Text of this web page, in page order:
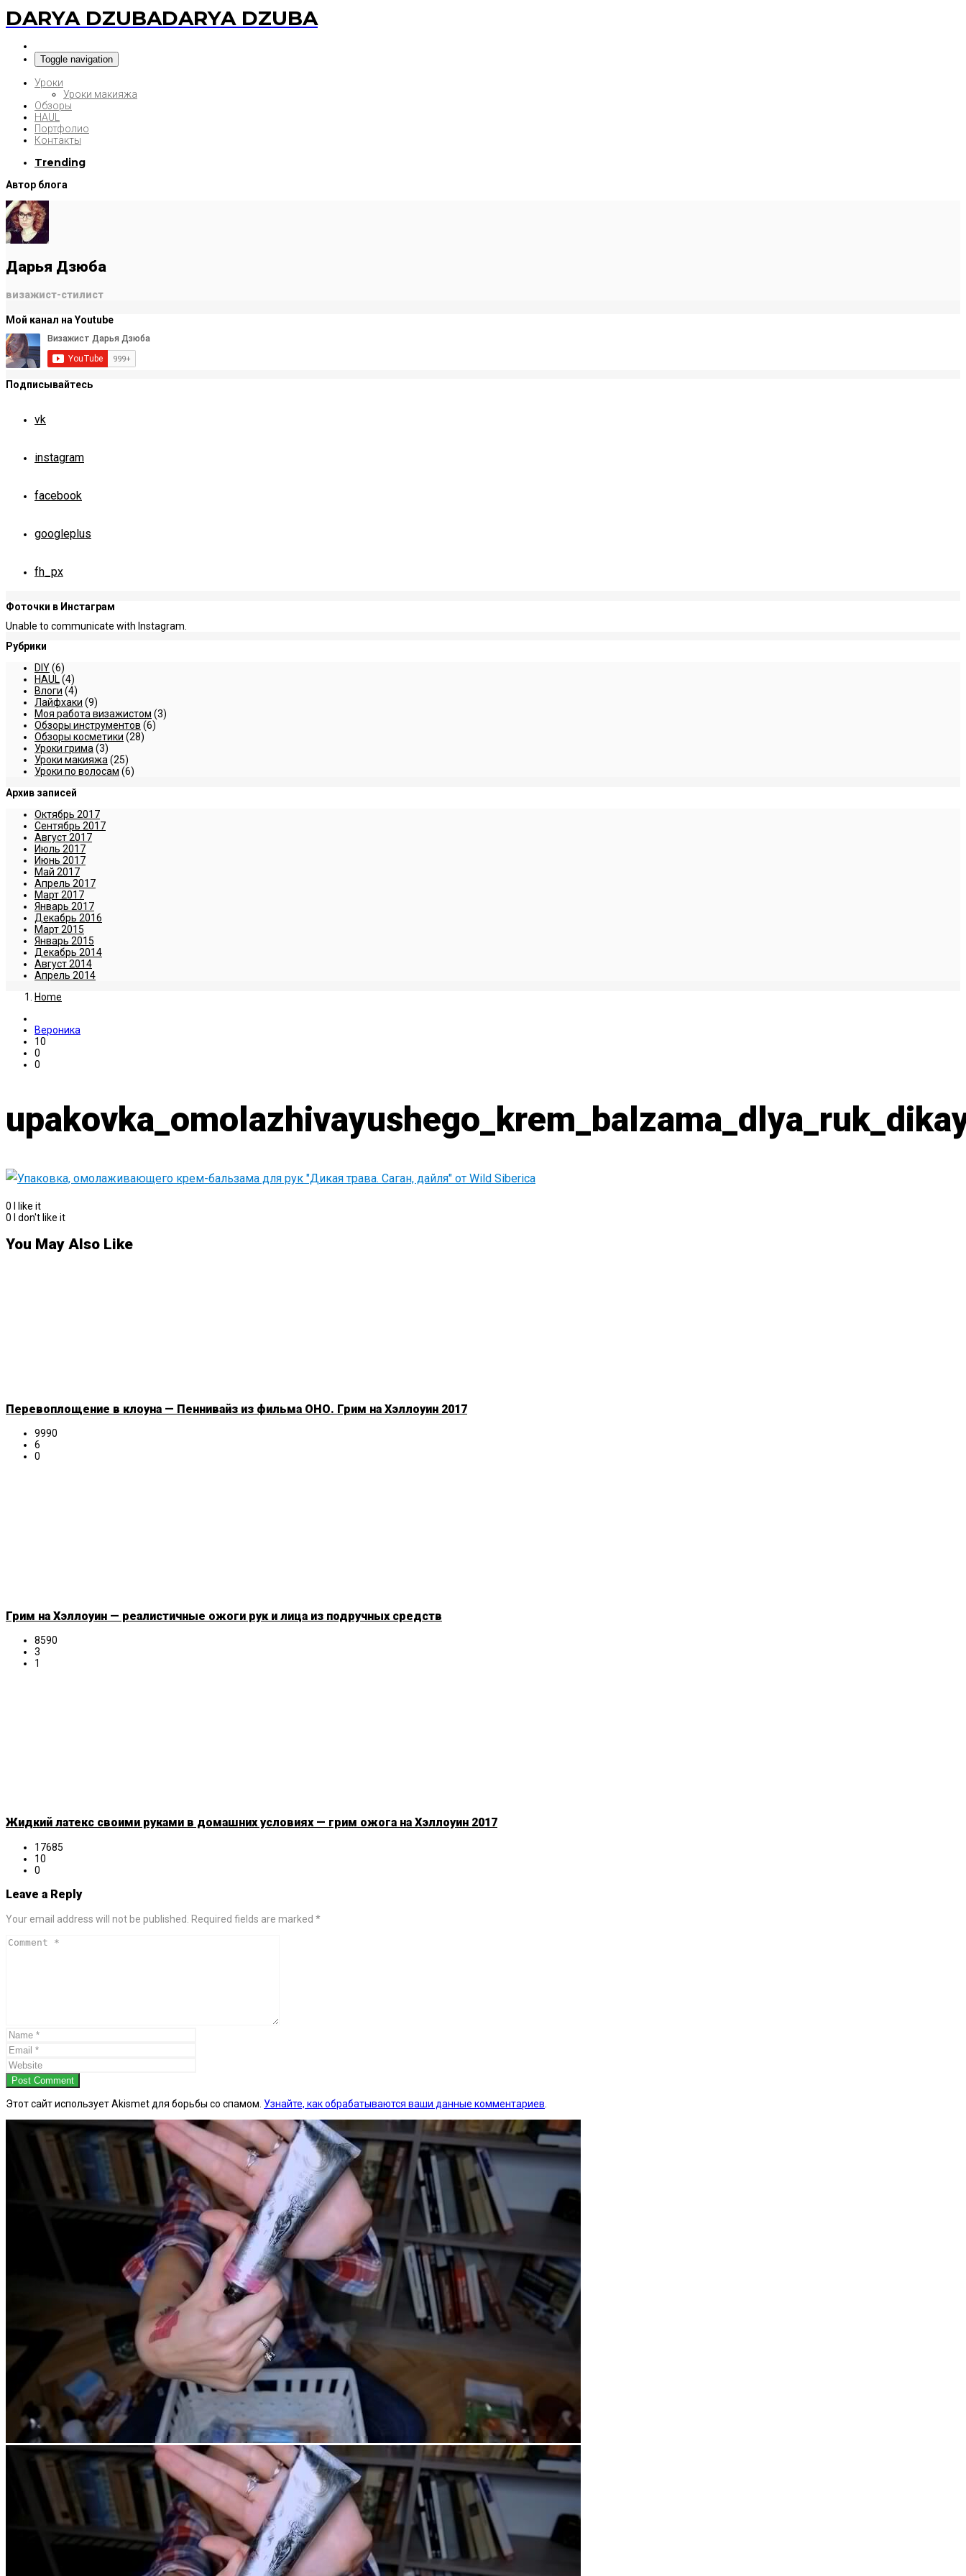
DARYA DZUBADARYA DZUBA
Toggle navigation
Уроки
Уроки макияжа
Обзоры
HAUL
Портфолио
Контакты
Trending
Автор блога
Дарья Дзюба
визажист-стилист
Мой канал на Youtube
Подписывайтесь
vk
instagram
facebook
googleplus
fh_px
Фоточки в Инстаграм
Unable to communicate with Instagram.
Рубрики
DIY(6)
HAUL (4)
Влоги (4)
Лайфхаки (9)
Моя работа визажистом (3)
Обзоры инструментов (6)
Обзоры косметики (28)
Уроки грима (3)
Уроки макияжа (25)
Уроки по волосам (6)
Архив записей
Октябрь 2017
Сентябрь 2017
Август 2017
Июль 2017
Июнь 2017
Май 2017
Апрель 2017
Март 2017
Январь 2017
Декабрь 2016
Март 2015
Январь 2015
Декабрь 2014
Август 2014
Апрель 2014
Home
Вероника
10
0
0
0
I like it
0
I don't like it
You May Also Like
Перевоплощение в клоуна — Пеннивайз из фильма ОНО. Грим на Хэллоуин 2017
9990
6
0
Грим на Хэллоуин — реалистичные ожоги рук и лица из подручных средств
8590
3
1
Жидкий латекс своими руками в домашних условиях — грим ожога на Хэллоуин 2017
17685
10
0
Leave a Reply
Your email address will not be published. Required fields are marked *
Post Comment
Этот сайт использует Akismet для борьбы со спамом. Узнайте, как обрабатываются ваши данные комментариев